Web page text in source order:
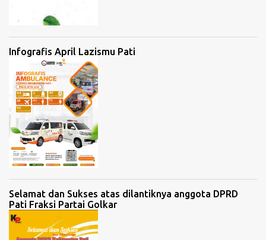
Infografis April Lazismu Pati
Selamat dan Sukses atas dilantiknya anggota DPRD
Pati Fraksi Partai Golkar